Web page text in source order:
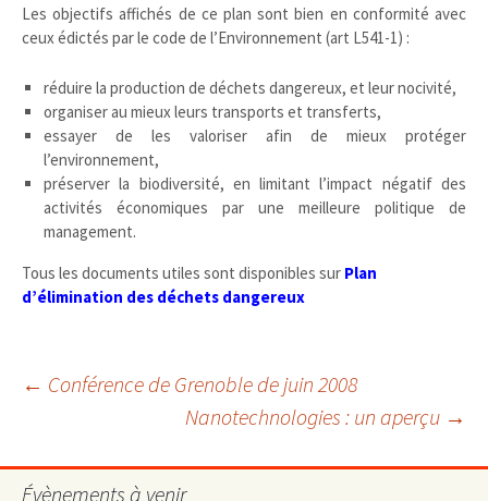
Les objectifs affichés de ce plan sont bien en conformité avec
ceux édictés par le code de l’Environnement (art L541-1) :
réduire la production de déchets dangereux, et leur nocivité,
organiser au mieux leurs transports et transferts,
essayer de les valoriser afin de mieux protéger
l’environnement,
préserver la biodiversité, en limitant l’impact négatif des
activités économiques par une meilleure politique de
management.
Tous les documents utiles sont disponibles sur Plan
d’élimination des déchets dangereux
Navigation
des
← Conférence de Grenoble de juin 2008
Nanotechnologies : un aperçu →
Évènements à venir